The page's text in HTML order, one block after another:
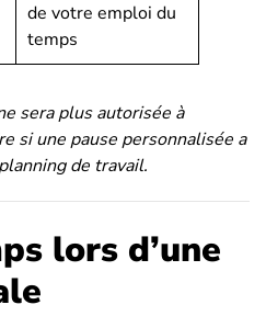
de votre emploi du
temps
sera plus autorisée à
si une pause personnalisée a
de travail.
lors d’une